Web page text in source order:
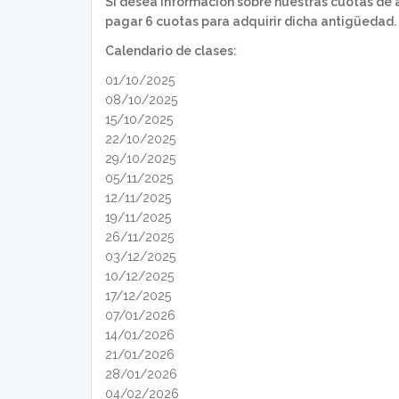
pagar 6 cuotas para adquirir dicha antigüedad.
Calendario de clases:
01/10/2025
08/10/2025
15/10/2025
22/10/2025
29/10/2025
05/11/2025
12/11/2025
19/11/2025
26/11/2025
03/12/2025
10/12/2025
17/12/2025
07/01/2026
14/01/2026
21/01/2026
28/01/2026
04/02/2026